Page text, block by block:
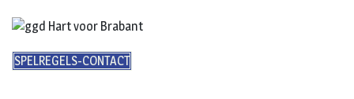
SPELREGELS-CONTACT